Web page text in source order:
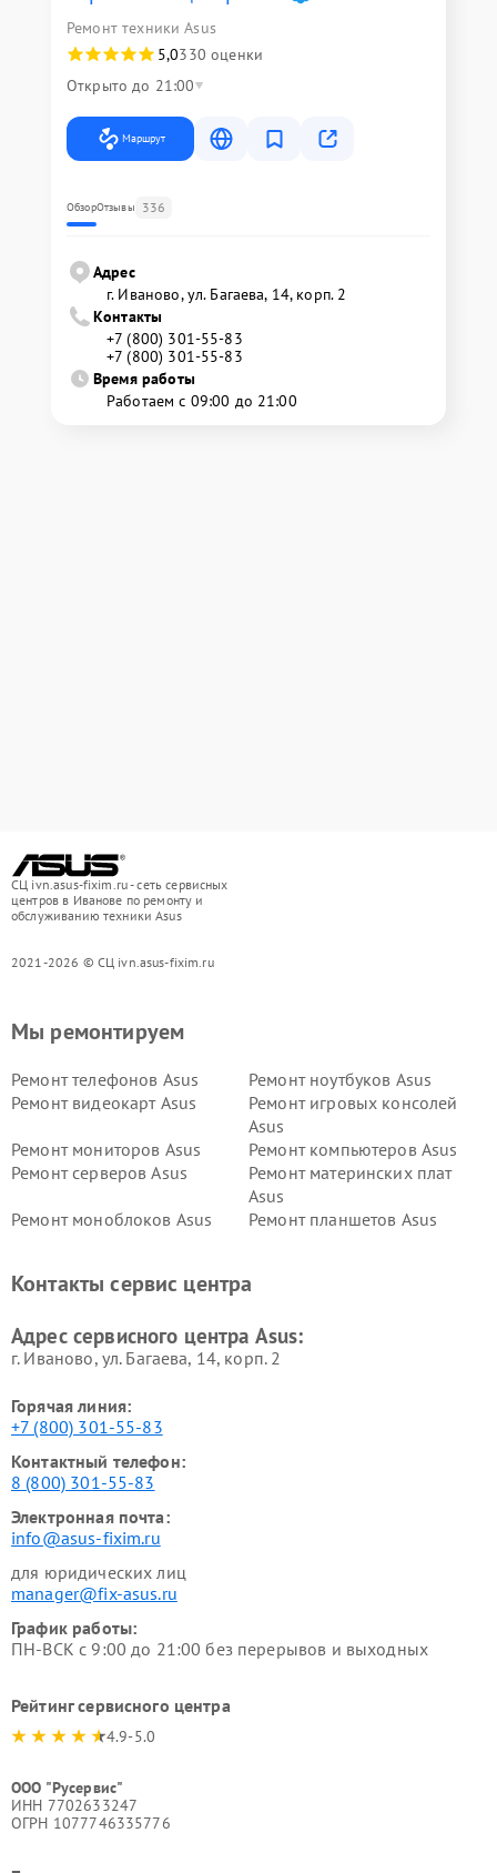
Ремонт техники Asus
5,0330 оценки
Открыто до 21:00
Маршрут
ОбзорОтзывы 336
Адрес
г. Иваново, ул. Багаева, 14, корп. 2
Контакты
+7 (800) 301-55-83
+7 (800) 301-55-83
Время работы
Работаем с 09:00 до 21:00
СЦ ivn.asus-fixim.ru - сеть сервисных
центров в Иванове по ремонту и
обслуживанию техники Asus
2021-2026 © СЦ ivn.asus-fixim.ru
Мы ремонтируем
Ремонт телефонов Asus
Ремонт ноутбуков Asus
Ремонт видеокарт Asus
Ремонт игровых консолей
Asus
Ремонт мониторов Asus
Ремонт компьютеров Asus
Ремонт серверов Asus
Ремонт материнских плат
Asus
Ремонт моноблоков Asus
Ремонт планшетов Asus
Контакты сервис центра
Адрес сервисного центра Asus:
г. Иваново, ул. Багаева, 14, корп. 2
Горячая линия:
+7 (800) 301-55-83
Контактный телефон:
8 (800) 301-55-83
Электронная почта:
info@asus-fixim.ru
для юридических лиц
manager@fix-asus.ru
График работы:
ПН-ВСК с 9:00 до 21:00 без перерывов и выходных
Рейтинг сервисного центра
4.9-5.0
ООО "Русервис"
ИНН 7702633247
ОГРН 1077746335776